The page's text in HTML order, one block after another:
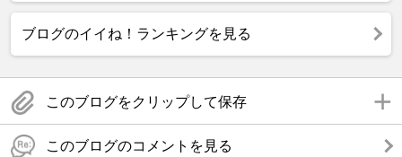
ブログのイイね！ランキングを見る
このブログをクリップして保存
このブログのコメントを見る